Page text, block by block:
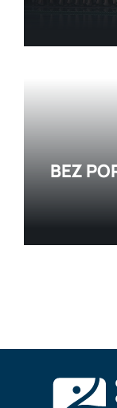
BEZ